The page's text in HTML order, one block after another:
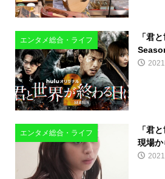
エンタメ総合・ライフ
「君
エンタメ総合・ライフ
「君
現場